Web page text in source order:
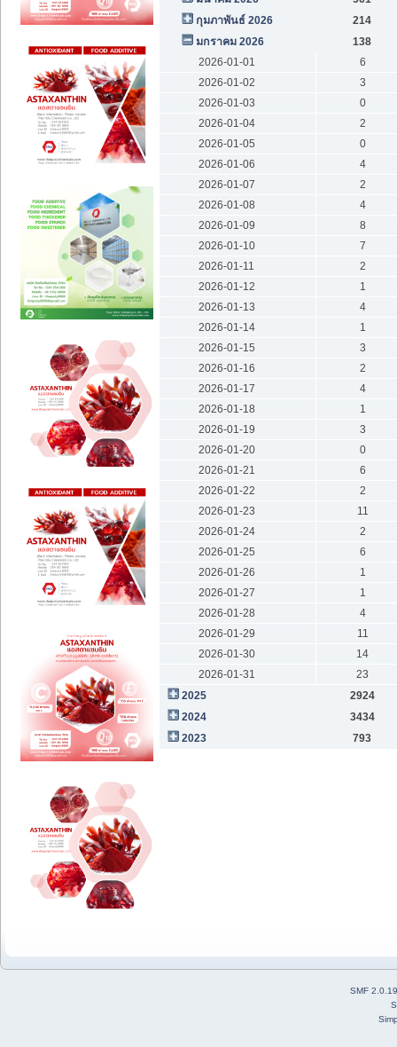
กุมภาพันธ์ 2026
214
มกราคม 2026
138
2026-01-01
6
2026-01-02
3
2026-01-03
0
2026-01-04
2
2026-01-05
0
2026-01-06
4
2026-01-07
2
2026-01-08
4
2026-01-09
8
2026-01-10
7
2026-01-11
2
2026-01-12
1
2026-01-13
4
2026-01-14
1
2026-01-15
3
2026-01-16
2
2026-01-17
4
2026-01-18
1
2026-01-19
3
2026-01-20
0
2026-01-21
6
2026-01-22
2
2026-01-23
11
2026-01-24
2
2026-01-25
6
2026-01-26
1
2026-01-27
1
2026-01-28
4
2026-01-29
11
2026-01-30
14
2026-01-31
23
2025
2924
2024
3434
2023
793
SMF 2.0.19